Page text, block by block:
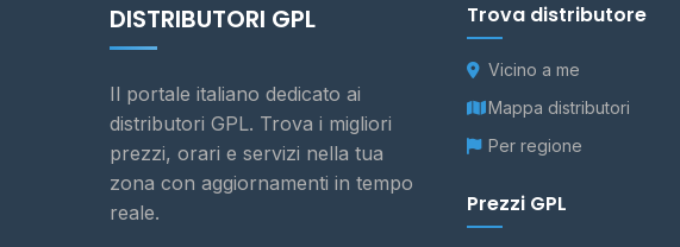
DISTRIBUTORI GPL
Il portale italiano dedicato ai
distributori GPL. Trova i migliori
prezzi, orari e servizi nella tua
zona con aggiornamenti in tempo
reale.
Trova distributore
Vicino a me
Mappa distributori
Per regione
Prezzi GPL